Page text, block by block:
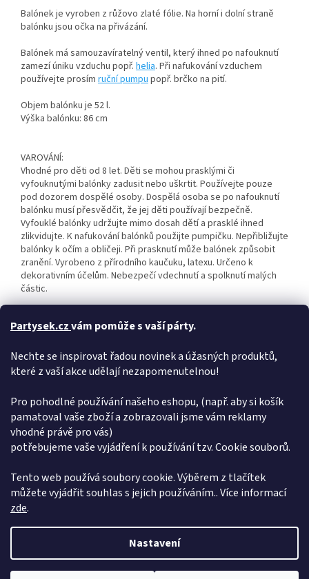
Partysek.czvám pomůže s vaší párty.
Nechte se inspirovat řadou novinek a úžasných produktů,
které z vaší akce udělají nezapomenutelnou!
Pro pohodlné používání našeho eshopu, (např. aby si košík
pamatoval vaše zboží a zobrazovali jsme vám reklamy
vhodné právě pro vás)
potřebujeme vaše vyjádření k používání tzv. Cookie souborů.
Tento web používá soubory cookie. Výběrem z tlačítek
můžete vyjádřit souhlas s jejich používáním.. Více informací
zde.
Nastavení
Balónek je vyroben z růžovo zlaté fólie. Na horní i dolní straně
balónku jsou očka na přivázání.
Balónek má samouzavíratelný ventil, který ihned po nafouknutí
zamezí úniku vzduchu popř. helia. Při nafukování vzduchem
používejte prosím ruční pumpupopř. brčko na pití.
Objem balónku je 52 l.
Výška balónku: 86 cm
VAROVÁNÍ:
Vhodné pro děti od 8 let. Děti se mohou prasklými či
vyfouknutými balónky zadusit nebo uškrtit. Používejte pouze
pod dozorem dospělé osoby. Dospělá osoba se po nafouknutí
balónku musí přesvědčit, že jej děti používají bezpečně.
Vyfouklé balónky udržujte mimo dosah dětí a prasklé ihned
zlikvidujte. K nafukování balónků použijte pumpičku. Nepřibližujte
balónky k očím a obličeji. Při prasknutí může balónek způsobit
zranění. Vyrobeno z přírodního kaučuku, latexu. Určeno k
dekorativním účelům. Nebezpečí vdechnutí a spolknutí malých
částic.
Kategorie: Rosegold 86 cm
Barva:
Rosegold
Šířka:
Výška
860 mm
Hloubka:
Copyright 2026Pártýsek. Všechna práva vyhrazena.Upravit